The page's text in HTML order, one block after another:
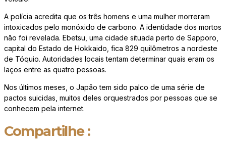
A polícia acredita que os três homens e uma mulher morreram
intoxicados pelo monóxido de carbono. A identidade dos mortos
não foi revelada. Ebetsu, uma cidade situada perto de Sapporo,
capital do Estado de Hokkaido, fica 829 quilômetros a nordeste
de Tóquio. Autoridades locais tentam determinar quais eram os
laços entre as quatro pessoas.
Nos últimos meses, o Japão tem sido palco de uma série de
pactos suicidas, muitos deles orquestrados por pessoas que se
conhecem pela internet.
Compartilhe :